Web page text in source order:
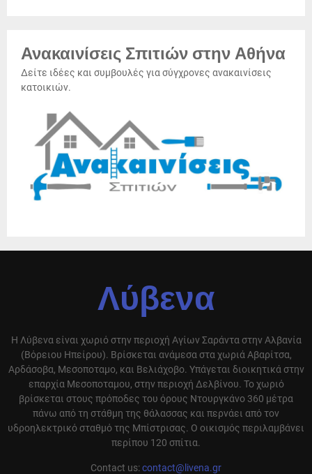
Ανακαινίσεις Σπιτιών στην Αθήνα
Δείτε ιδέες και συμβουλές για σύγχρονες ανακαινίσεις
κατοικιών.
Λύβενα
Η Λύβενα είναι χωριό στην περιοχή Αγίων Σαράντα στην Αλβανία
(Βόρειου Ηπείρου). Βρίσκεται ανάμεσα στα χωριά Αβαρίτσα,
Αρδάσοβα, Μεσοποταμο, και Βελιάχοβο. Υπάγεται διοικητικά στην
επαρχία Μεσοποταμου, στην περιοχή Δελβίνου. Το χωριό
βρίσκεται στους πρόποδες του όρους Ντουργκάνο 360 μέτρα
πάνω από τη στάθμη της θάλασσας και περνάει από τον
υδροηλεκτρικό σταθμό της Μπίστρισας. Ο οικισμός περιλαμβάνει
περίπου 120 σπίτια.
Contact us:contact@livena.gr